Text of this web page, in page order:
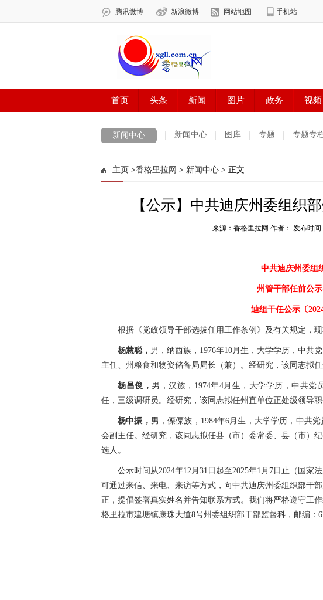
新闻中心 新闻中心 图库 专题 专题专
法治迪庆
主页 >香格里拉网 > 新闻中心 > 正文
【公示】中共迪庆州委组织
来源：香格里拉网 作者： 发布时间
中共迪庆州委组
州管干部任前公
迪组干任公示〔
根据《党政领导干部选拔任用工作条例》及有关规定，
杨慧聪， 男，纳西族，1976年10月生，大学学历，中共
主任、州粮食和物资储备局局长（兼）。经研究，该同志拟
杨昌俊， 男，汉族，1974年4月生，大学学历，中共
任，三级调研员。经研究，该同志拟任州直单位正处级领导职
杨中振， 男，傈僳族，1984年6月生，大学学历，中共
会副主任。经研究，该同志拟任县（市）委常委、县（市）
选人。
公示时间从2024年12月31日起至2025年1月7日止（国家
可通过来信、来电、来访等方式，向中共迪庆州委组织部干
正，提倡签署真实姓名并告知联系方式。我们将严格遵守工
格里拉市建塘镇康珠大道8号州委组织部干部监督科，邮编：